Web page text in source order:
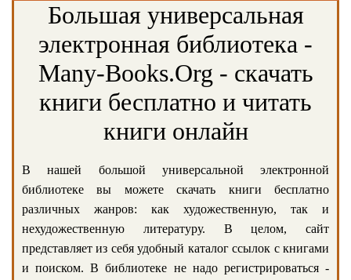
Большая универсальная
электронная библиотека -
Many-Books.Org - скачать
книги бесплатно и читать
книги онлайн
В нашей большой универсальной электронной
библиотеке вы можете скачать книги бесплатно
различных жанров: как художественную, так и
нехудожественную литературу. В целом, сайт
представляет из себя удобный каталог ссылок с книгами
и поиском. В библиотеке не надо регистрироваться -